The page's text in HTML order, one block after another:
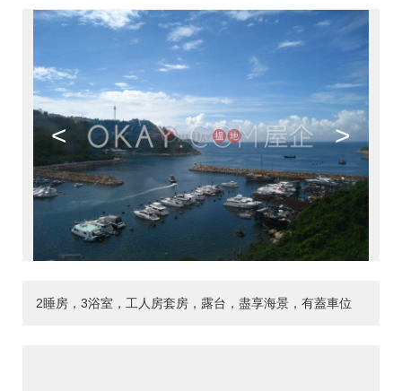
< >
2睡房，3浴室，工人房套房，露台，盡享海景，有蓋車位